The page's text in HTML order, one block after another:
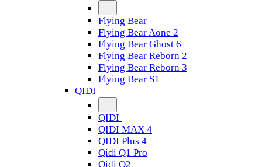
Flying Bear
Flying Bear Aone 2
Flying Bear Ghost 6
Flying Bear Reborn 2
Flying Bear Reborn 3
Flying Bear S1
QIDI
QIDI
QIDI MAX 4
QIDI Plus 4
Qidi Q1 Pro
Qidi Q2